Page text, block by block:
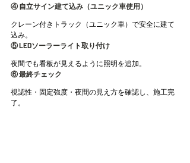
④ 自立サイン建て込み（ユニック車使用）
クレーン付きトラック（ユニック車）で安全に建て
込み。
⑤ LEDソーラーライト取り付け
夜間でも看板が見えるように照明を追加。
⑥ 最終チェック
視認性・固定強度・夜間の見え方を確認し、施工完
了。